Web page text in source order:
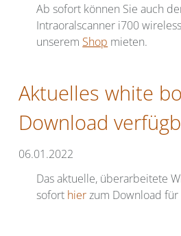
Ab sofort können Sie auch
Intraoralscanner i700
unserem Shop mieten.
Aktuelles white
Download
06.01.2022
Das aktuelle, überarbeitete
sofort hierzum Download